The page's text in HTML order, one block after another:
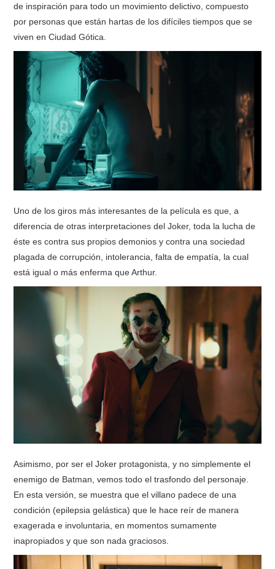
de inspiración para todo un movimiento delictivo, compuesto
por personas que están hartas de los difíciles tiempos que se
viven en Ciudad Gótica.
Uno de los giros más interesantes de la película es que, a
diferencia de otras interpretaciones del Joker, toda la lucha de
éste es contra sus propios demonios y contra una sociedad
plagada de corrupción, intolerancia, falta de empatía, la cual
está igual o más enferma que Arthur.
Asimismo, por ser el Joker protagonista, y no simplemente el
enemigo de Batman, vemos todo el trasfondo del personaje.
En esta versión, se muestra que el villano padece de una
condición (epilepsia gelástica) que le hace reír de manera
exagerada e involuntaria, en momentos sumamente
inapropiados y que son nada graciosos.